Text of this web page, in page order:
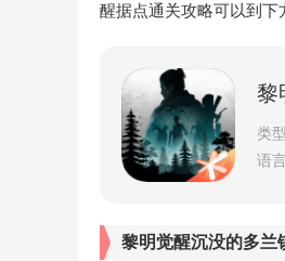
醒据点通关攻略可以到下
黎
类
语
黎明觉醒沉没的多兰